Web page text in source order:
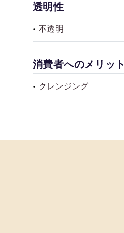
透明性
不透明
消費者へのメリット
クレンジング